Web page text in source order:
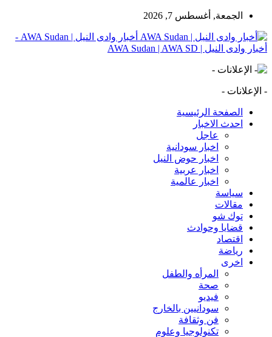
الجمعة, أغسطس 7, 2026
أخبار وادى النيل | AWA Sudan -
أخبار وادى النيل | AWA Sudan | AWA SD
- الإعلانات -
الصفحة الرئيسية
احدث الاخبار
عاجل
اخبار سودانية
اخبار حوض النيل
اخبار عربية
اخبار عالمية
سياسة
مقالات
توك شو
قضايا وحوادث
اقتصاد
رياضة
اخرى
المرأه والطفل
صحة
فيديو
سودانيين بالخارج
فن وثقافة
تكنولوجيا وعلوم